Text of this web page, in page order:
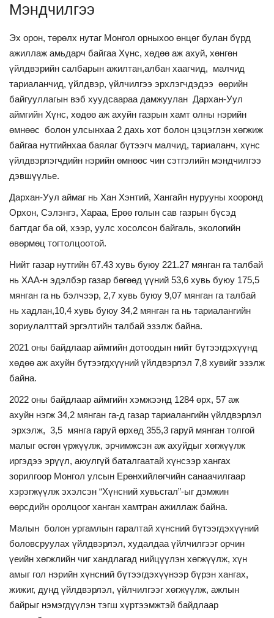
Мэндчилгээ
Эх орон, төрөлх нутаг Монгол орныхоо өнцөг булан бүрд
ажиллаж амьдарч байгаа Хүнс, хөдөө аж ахуй, хөнгөн
үйлдвэрийн салбарын ажилтан,албан хаагчид, малчид
тариаланчид, үйлдвэр, үйлчилгээ эрхлэгчдэдээ өөрийн
байгууллагын вэб хуудсаараа дамжуулан Дархан-Уул
аймгийн Хүнс, хөдөө аж ахуйн газрын хамт олны нэрийн
өмнөөс болон улсынхаа 2 дахь хот болон цэцэглэн хөгжиж
байгаа нутгийнхаа баялаг бүтээгч малчид, тариаланч, хүнс
үйлдвэрлэгчдийн нэрийн өмнөөс чин сэтгэлийн мэндчилгээ
дэвшүүлье.
Дархан-Уул аймаг нь Хан Хэнтий, Хангайн нурууны хооронд
Орхон, Сэлэнгэ, Хараа, Ерөө голын сав газрын бүсэд
багтдаг ба ой, хээр, уулс хосолсон байгаль, экологийн
өвөрмөц тогтолцоотой.
Нийт газар нутгийн 67.43 хувь буюу 221.27 мянган га талбай
нь ХАА-н эдэлбэр газар бөгөөд үүний 53,6 хувь буюу 175,5
мянган га нь бэлчээр, 2,7 хувь буюу 9,07 мянган га талбай
нь хадлан,10,4 хувь буюу 34,2 мянган га нь тариалангийн
зориулалттай эргэлтийн талбай эзэлж байна.
2021 оны байдлаар аймгийн дотоодын нийт бүтээгдэхүүнд
хөдөө аж ахуйн бүтээгдхүүний үйлдвэрлэл 7,8 хувийг эзэлж
байна.
2022 оны байдлаар аймгийн хэмжээнд 1284 өрх, 57 аж
ахуйн нэгж 34,2 мянган га-д газар тариалангийн үйлдвэрлэл
эрхэлж, 3,5 мянга гаруй өрхөд 355,3 гаруй мянган толгой
малыг өсгөн үржүүлж, эрчимжсэн аж ахуйдыг хөгжүүлж
иргэдээ эрүүл, аюулгүй баталгаатай хүнсээр хангах
зорилгоор Монгол улсын Ерөнхийлөгчийн санаачилгаар
хэрэгжүүлж эхэлсэн “Хүнсний хувьсгал”-ыг дэмжин
өөрсдийн оролцоог ханган хамтран ажиллаж байна.
Малын болон ургамлын гаралтай хүнсний бүтээгдэхүүний
боловсруулах үйлдвэрлэл, худалдаа үйлчилгээг орчин
үеийн хөгжлийн чиг хандлагад нийцүүлэн хөгжүүлж, хүн
амыг гол нэрийн хүнсний бүтээгдэхүүнээр бүрэн хангах,
жижиг, дунд үйлдвэрлэл, үйлчилгээг хөгжүүлж, ажлын
байрыг нэмэгдүүлэн тэгш хүртээмжтэй байдлаар